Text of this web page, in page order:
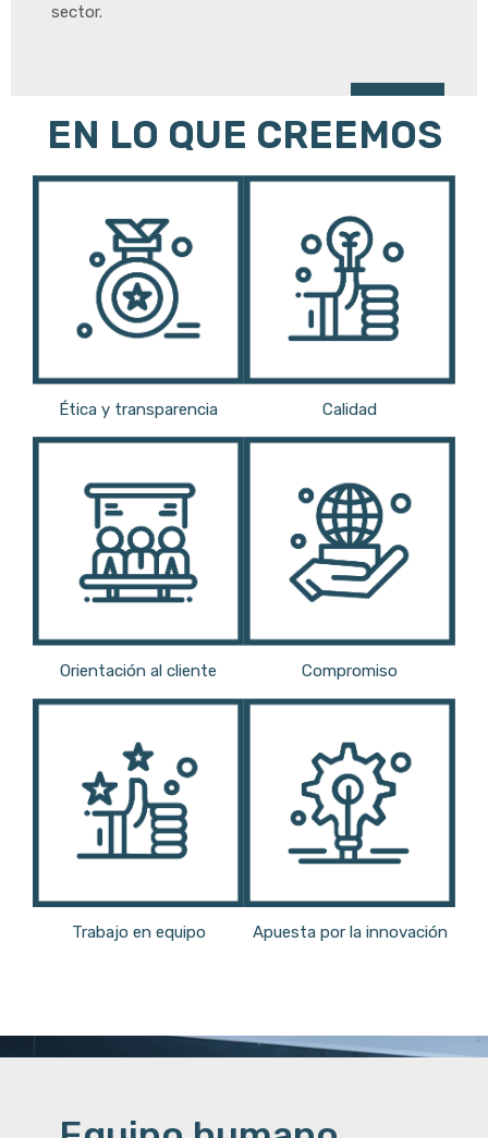
sector.
EN LO QUE CREEMOS
Ética y transparencia Calidad
Orientación al cliente Compromiso
Trabajo en equipo Apuesta por la innovación